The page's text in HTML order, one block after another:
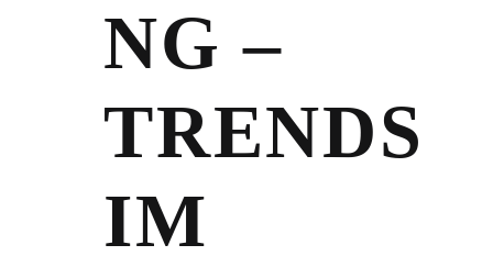
NG –
TRENDS
IM